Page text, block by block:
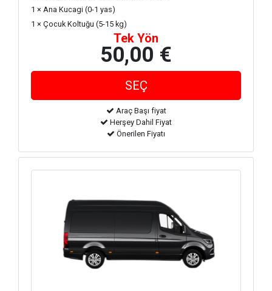
1 × Ana Kucagi (0-1 yas)
1 × Çocuk Koltuğu (5-15 kg)
Tek Yön
50,00 €
Araç Başı fiyat
Herşey Dahil Fiyat
Önerilen Fiyatı